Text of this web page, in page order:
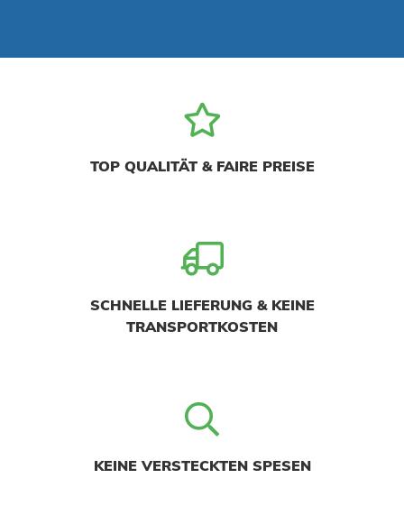
TOP QUALITÄT & FAIRE PREISE
SCHNELLE LIEFERUNG & KEINE
TRANSPORTKOSTEN
KEINE VERSTECKTEN SPESEN